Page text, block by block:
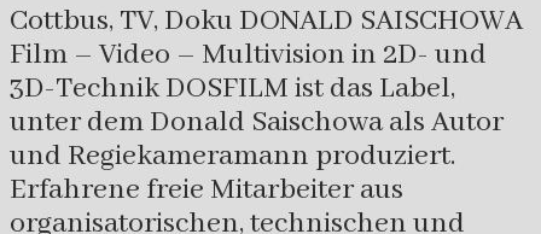
Cottbus, TV, Doku DONALD SAISCHOWA
Film – Video – Multivision in 2D- und
3D-Technik DOSFILM ist das Label,
unter dem Donald Saischowa als Autor
und Regiekameramann produziert.
Erfahrene freie Mitarbeiter aus
organisatorischen, technischen und